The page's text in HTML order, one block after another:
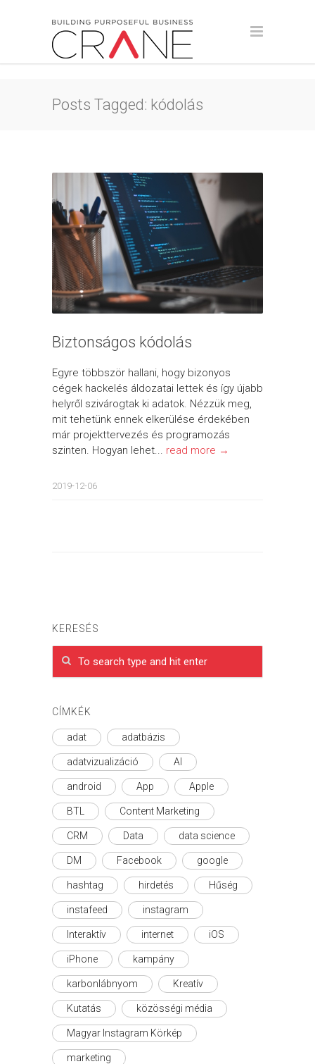
Posts Tagged: kódolás
Biztonságos kódolás
Egyre többször hallani, hogy bizonyos
cégek hackelés áldozatai lettek és így újabb
helyről szivárogtak ki adatok. Nézzük meg,
mit tehetünk ennek elkerülése érdekében
már projekttervezés és programozás
szinten. Hogyan lehet... read more →
2019-12-06
KERESÉS
CÍMKÉK
adat adatbázis
adatvizualizáció AI
android App Apple
BTL Content Marketing
CRM Data data science
DM Facebook google
hashtag hirdetés Hűség
instafeed instagram
Interaktív internet iOS
iPhone kampány
karbonlábnyom Kreatív
Kutatás közösségi média
Magyar Instagram Körkép
marketing